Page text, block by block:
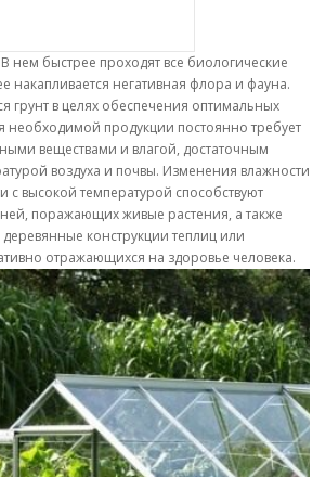
нем быстрее проходят все биологические
накапливается негативная флора и фауна.
грунт в целях обеспечения оптимальных
необходимой продукции постоянно требует
веществами и влагой, достаточным
воздуха и почвы. Изменения влажности
с высокой температурой способствуют
поражающих живые растения, а также
конструкции теплиц или
отражающихся на здоровье человека.